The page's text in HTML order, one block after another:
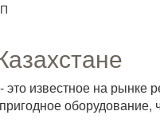
известное на рынке